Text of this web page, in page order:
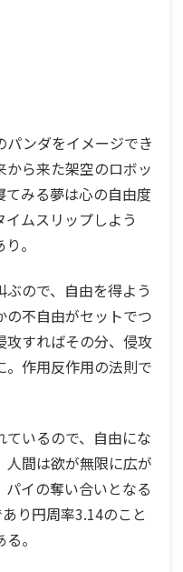
ンダをイメージでき
ら来た架空のロボッ
てみる夢は心の自由度
ムスリップしよう
。
ぶので、自由を得よう
の不自由がセットでつ
攻すればその分、侵攻
。作用反作用の法則で
ているので、自由にな
人間は欲が無限に広が
イの奪い合いとなる
り円周率3.14のこと
。